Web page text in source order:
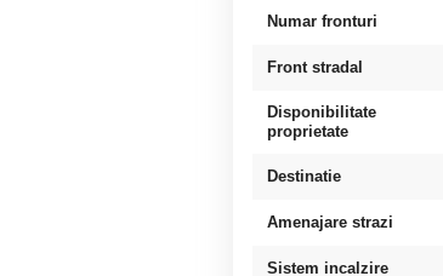
Numar fronturi
Front stradal
Disponibilitate
proprietate
Destinatie
Amenajare strazi
Sistem incalzire